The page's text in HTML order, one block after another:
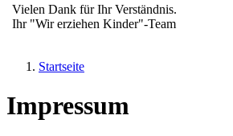
Vielen Dank für Ihr Verständnis.
Ihr "Wir erziehen Kinder"-Team
Jump to navigation
Startseite
Impressum